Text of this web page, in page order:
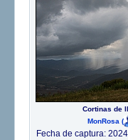
Cortinas de
MonRosa (
Fecha de captura: